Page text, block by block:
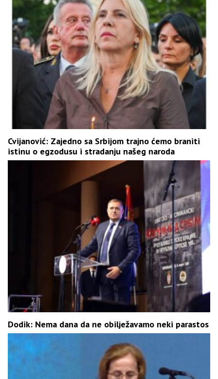
Cvijanović: Zajedno sa Srbijom trajno ćemo braniti
istinu o egzodusu i stradanju našeg naroda
Dodik: Nema dana da ne obilježavamo neki parastos